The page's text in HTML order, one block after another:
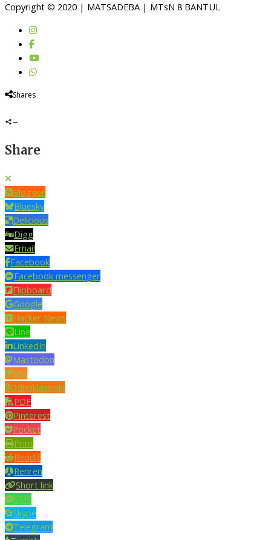
Copyright © 2020 | MATSADEBA | MTsN 8 BANTUL
Shares
Share
Blogger
Bluesky
Delicious
Digg
Email
Facebook
Facebook messenger
Flipboard
Google
Hacker News
Line
LinkedIn
Mastodon
Mix
Odnoklassniki
PDF
Pinterest
Pocket
Print
Reddit
Renren
Short link
SMS
Skype
Telegram